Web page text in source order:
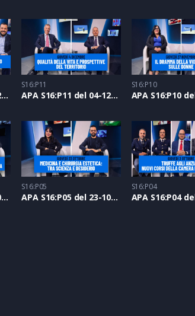
APA S16:P12 del 11-12-2025
S16:P11
APA S16:P11 del 04-12-2025
S16:P10
APA S16:P06 del 30-10-2025
S16:P05
APA S16:P05 del 23-10-2025
S16:P04